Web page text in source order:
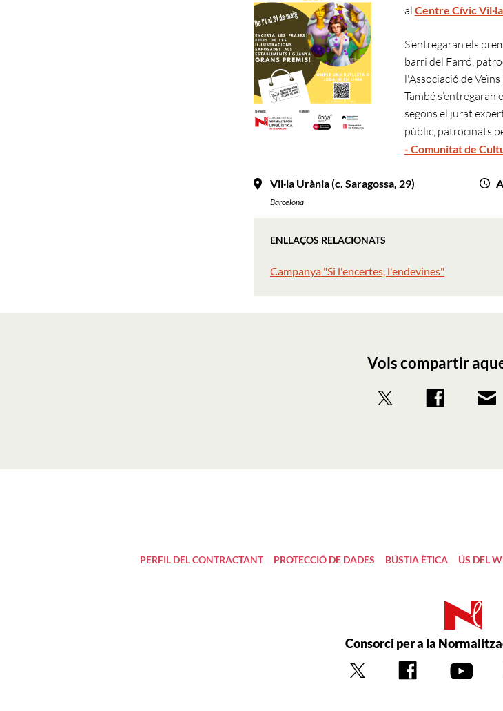
al Centre Cívic
S’entregaran els
barri del Farró,
l'Associació de
També s’entregaran
segons el jurat
públic, patrocinats
- Comunitat de
Vil·la Urània (c. Saragossa, 29)
Barcelona
ENLLAÇOS RELACIONATS
Campanya "Si l'encertes, l'endevines"
Vols compartir
PERFIL DEL CONTRACTANT PROTECCIÓ DE DADES BÚSTIA ÈTICA ÚS DEL
Consorci per a la